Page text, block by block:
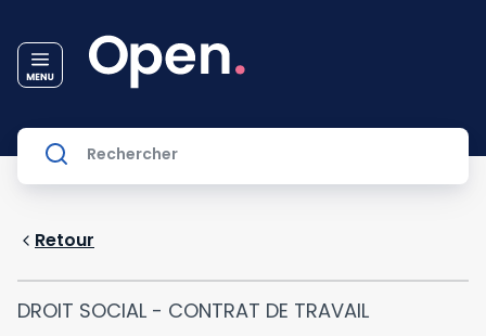
Retour
DROIT SOCIAL - CONTRAT DE TRAVAIL